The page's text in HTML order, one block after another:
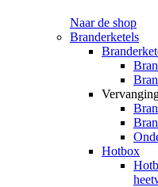
Naar de shop
Branderketels
Hotbox